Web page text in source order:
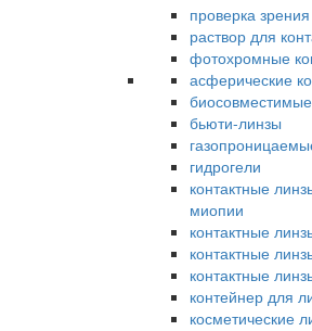
проверка зрения
раствор для
фотохромные
асферические
бьюти-линзы
гидрогели
контактные
миопии
контактные
контактные
контактные
контейнер для
косметические